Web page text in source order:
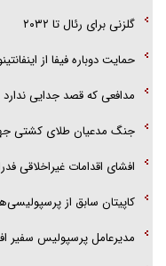
گلزنی برای رئال تا ۲۰۳۲
حمایت دوباره فیفا از
مدافعی که قصد جدایی ندارد
جنگ مدعیان طلای کشتی
افشای اقدامات غیراخلاقی
کاپیتان سابق از
مدیرعامل پرسپولیس سفیر